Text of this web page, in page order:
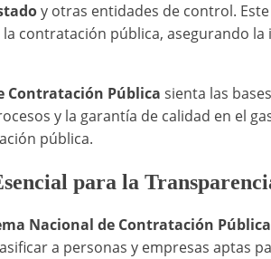
y otras entidades de control.
contratación pública, asegurando
Contratación Pública sienta las
y la garantía de calidad en el
pública.
para la
Nacional de Contratación Pública
a personas y empresas aptas